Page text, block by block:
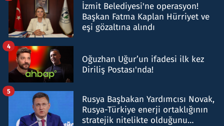
İzmit Belediyesi'ne operasyon!
Başkan Fatma Kaplan Hürriyet ve
eşi gözaltına alındı
Oğuzhan Uğur’un ifadesi ilk kez
Diriliş Postası'nda!
4
Rusya Başbakan Yardımcısı Novak,
Rusya-Türkiye enerji ortaklığının
stratejik nitelikte olduğunu
5